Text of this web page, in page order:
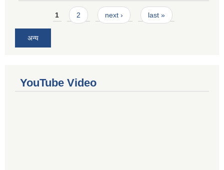
Pages1 2 next › last »
अन्य
YouTube Video